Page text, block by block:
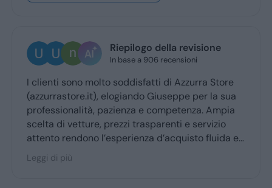
revisione
Azzurra Store
per la sua
Ampia
e servizio
fluida e
degli utenti.
Ugo Brescia
2 giorni fa
Ottima esperienza con la vs
Giuseppe mi ha coccolato dal
ritiro a quello della consegna .